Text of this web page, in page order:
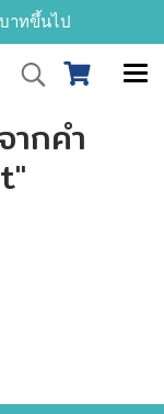
าทขึ้นไป
กคำ